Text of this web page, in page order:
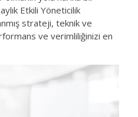
Etkili Yöneticilik
strateji, teknik ve
ve verimliliğinizi en